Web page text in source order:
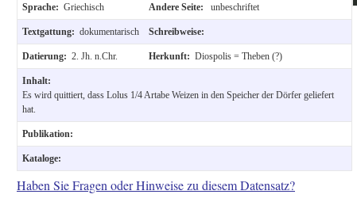
Sprache: Griechisch Andere Seite: unbeschriftet
Textgattung: dokumentarisch Schreibweise:
Datierung: 2. Jh. n.Chr. Herkunft: Diospolis = Theben (?)
Inhalt:
Es wird quittiert, dass Lolus 1/4 Artabe Weizen in den Speicher der Dörfer geliefert
hat.
Publikation:
Kataloge:
Haben Sie Fragen oder Hinweise zu diesem Datensatz?